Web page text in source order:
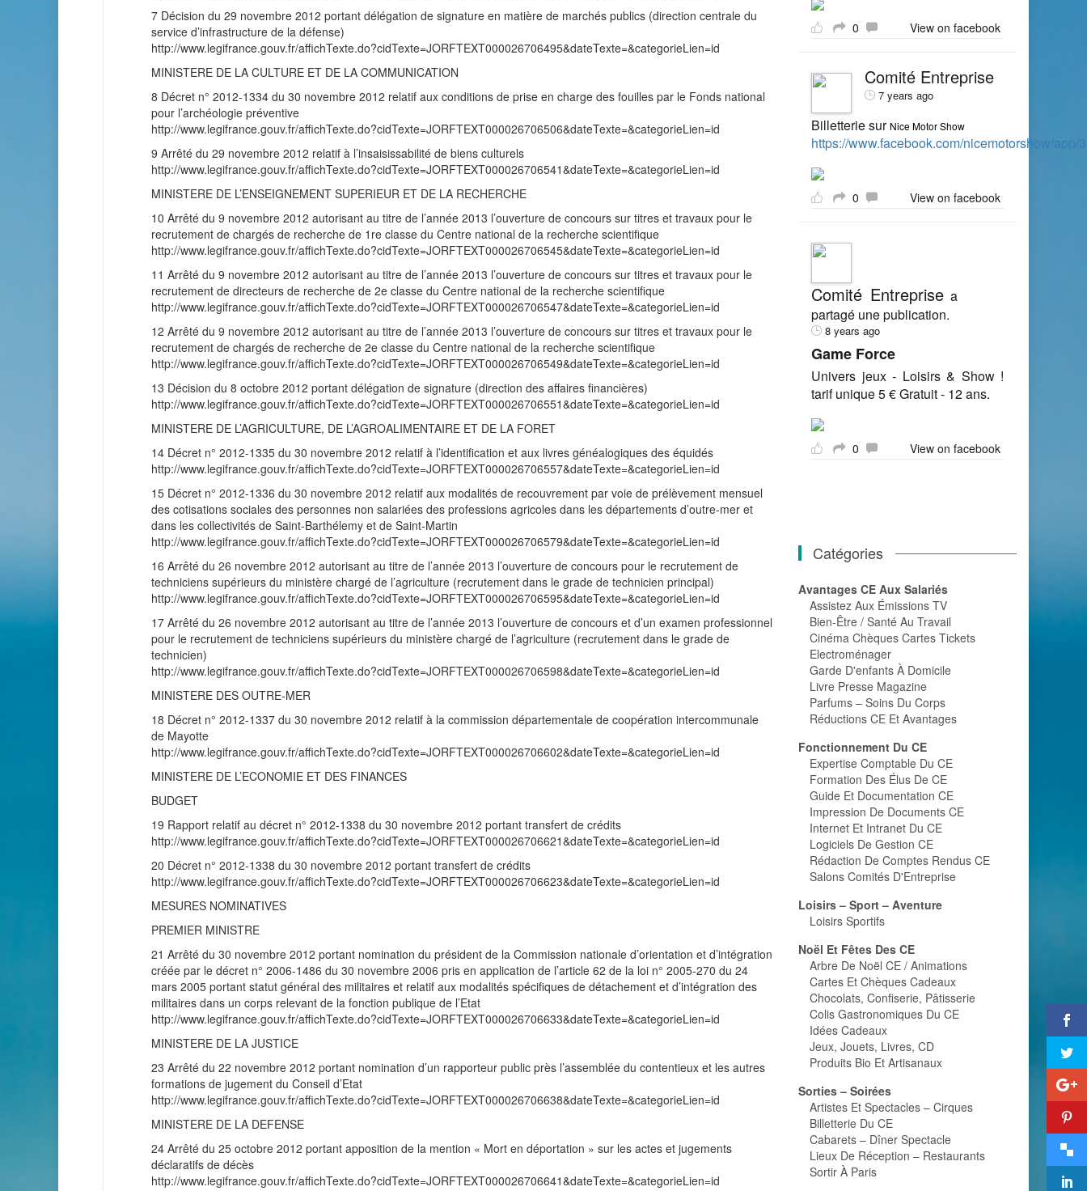
7 Décision du 29 novembre 2012 portant délégation de signature en matière de marchés publics (direction centrale du
service d’infrastructure de la défense)
http://www.legifrance.gouv.fr/affichTexte.do?cidTexte=JORFTEXT000026706495&dateTexte=&categorieLien=id
MINISTERE DE LA CULTURE ET DE LA COMMUNICATION
8 Décret n° 2012-1334 du 30 novembre 2012 relatif aux conditions de prise en charge des fouilles par le Fonds national
pour l’archéologie préventive
http://www.legifrance.gouv.fr/affichTexte.do?cidTexte=JORFTEXT000026706506&dateTexte=&categorieLien=id
9 Arrêté du 29 novembre 2012 relatif à l’insaisissabilité de biens culturels
http://www.legifrance.gouv.fr/affichTexte.do?cidTexte=JORFTEXT000026706541&dateTexte=&categorieLien=id
MINISTERE DE L’ENSEIGNEMENT SUPERIEUR ET DE LA RECHERCHE
10 Arrêté du 9 novembre 2012 autorisant au titre de l’année 2013 l’ouverture de concours sur titres et travaux pour le
recrutement de chargés de recherche de 1re classe du Centre national de la recherche scientifique
http://www.legifrance.gouv.fr/affichTexte.do?cidTexte=JORFTEXT000026706545&dateTexte=&categorieLien=id
11 Arrêté du 9 novembre 2012 autorisant au titre de l’année 2013 l’ouverture de concours sur titres et travaux pour le
recrutement de directeurs de recherche de 2e classe du Centre national de la recherche scientifique
http://www.legifrance.gouv.fr/affichTexte.do?cidTexte=JORFTEXT000026706547&dateTexte=&categorieLien=id
12 Arrêté du 9 novembre 2012 autorisant au titre de l’année 2013 l’ouverture de concours sur titres et travaux pour le
recrutement de chargés de recherche de 2e classe du Centre national de la recherche scientifique
http://www.legifrance.gouv.fr/affichTexte.do?cidTexte=JORFTEXT000026706549&dateTexte=&categorieLien=id
13 Décision du 8 octobre 2012 portant délégation de signature (direction des affaires financières)
http://www.legifrance.gouv.fr/affichTexte.do?cidTexte=JORFTEXT000026706551&dateTexte=&categorieLien=id
MINISTERE DE L’AGRICULTURE, DE L’AGROALIMENTAIRE ET DE LA FORET
14 Décret n° 2012-1335 du 30 novembre 2012 relatif à l’identification et aux livres généalogiques des équidés
http://www.legifrance.gouv.fr/affichTexte.do?cidTexte=JORFTEXT000026706557&dateTexte=&categorieLien=id
15 Décret n° 2012-1336 du 30 novembre 2012 relatif aux modalités de recouvrement par voie de prélèvement mensuel
des cotisations sociales des personnes non salariées des professions agricoles dans les départements d’outre-mer et
dans les collectivités de Saint-Barthélemy et de Saint-Martin
http://www.legifrance.gouv.fr/affichTexte.do?cidTexte=JORFTEXT000026706579&dateTexte=&categorieLien=id
16 Arrêté du 26 novembre 2012 autorisant au titre de l’année 2013 l’ouverture de concours pour le recrutement de
techniciens supérieurs du ministère chargé de l’agriculture (recrutement dans le grade de technicien principal)
http://www.legifrance.gouv.fr/affichTexte.do?cidTexte=JORFTEXT000026706595&dateTexte=&categorieLien=id
17 Arrêté du 26 novembre 2012 autorisant au titre de l’année 2013 l’ouverture de concours et d’un examen professionnel
pour le recrutement de techniciens supérieurs du ministère chargé de l’agriculture (recrutement dans le grade de
technicien)
http://www.legifrance.gouv.fr/affichTexte.do?cidTexte=JORFTEXT000026706598&dateTexte=&categorieLien=id
MINISTERE DES OUTRE-MER
18 Décret n° 2012-1337 du 30 novembre 2012 relatif à la commission départementale de coopération intercommunale
de Mayotte
http://www.legifrance.gouv.fr/affichTexte.do?cidTexte=JORFTEXT000026706602&dateTexte=&categorieLien=id
MINISTERE DE L’ECONOMIE ET DES FINANCES
BUDGET
19 Rapport relatif au décret n° 2012-1338 du 30 novembre 2012 portant transfert de crédits
http://www.legifrance.gouv.fr/affichTexte.do?cidTexte=JORFTEXT000026706621&dateTexte=&categorieLien=id
20 Décret n° 2012-1338 du 30 novembre 2012 portant transfert de crédits
http://www.legifrance.gouv.fr/affichTexte.do?cidTexte=JORFTEXT000026706623&dateTexte=&categorieLien=id
MESURES NOMINATIVES
PREMIER MINISTRE
21 Arrêté du 30 novembre 2012 portant nomination du président de la Commission nationale d’orientation et d’intégration
créée par le décret n° 2006-1486 du 30 novembre 2006 pris en application de l’article 62 de la loi n° 2005-270 du 24
mars 2005 portant statut général des militaires et relatif aux modalités spécifiques de détachement et d’intégration des
militaires dans un corps relevant de la fonction publique de l’Etat
http://www.legifrance.gouv.fr/affichTexte.do?cidTexte=JORFTEXT000026706633&dateTexte=&categorieLien=id
MINISTERE DE LA JUSTICE
23 Arrêté du 22 novembre 2012 portant nomination d’un rapporteur public près l’assemblée du contentieux et les autres
formations de jugement du Conseil d’Etat
http://www.legifrance.gouv.fr/affichTexte.do?cidTexte=JORFTEXT000026706638&dateTexte=&categorieLien=id
MINISTERE DE LA DEFENSE
24 Arrêté du 25 octobre 2012 portant apposition de la mention « Mort en déportation » sur les actes et jugements
déclaratifs de décès
http://www.legifrance.gouv.fr/affichTexte.do?cidTexte=JORFTEXT000026706641&dateTexte=&categorieLien=id
0 View on facebook
Comité Entreprise
7 years ago
Billetterie sur Nice Motor Show
https://www.facebook.com/nicemotorshow/app/
0 View on facebook
Comité Entreprisea
partagé une publication.
8 years ago
Game Force
Univers jeux - Loisirs & Show !
tarif unique 5 € Gratuit - 12 ans.
0 View on facebook
Catégories
Avantages CE Aux Salariés
Assistez Aux Émissions TV
Bien-Être / Santé Au Travail
Cinéma Chèques Cartes Tickets
Electroménager
Garde D'enfants À Domicile
Livre Presse Magazine
Parfums – Soins Du Corps
Réductions CE Et Avantages
Fonctionnement Du CE
Expertise Comptable Du CE
Formation Des Élus De CE
Guide Et Documentation CE
Impression De Documents CE
Internet Et Intranet Du CE
Logiciels De Gestion CE
Rédaction De Comptes Rendus CE
Salons Comités D'Entreprise
Loisirs – Sport – Aventure
Loisirs Sportifs
Noël Et Fêtes Des CE
Arbre De Noël CE / Animations
Cartes Et Chèques Cadeaux
Chocolats, Confiserie, Pâtisserie
Colis Gastronomiques Du CE
Idées Cadeaux
Jeux, Jouets, Livres, CD
Produits Bio Et Artisanaux
Sorties – Soirées
Artistes Et Spectacles – Cirques
Billetterie Du CE
Cabarets – Dîner Spectacle
Lieux De Réception – Restaurants
Sortir À Paris